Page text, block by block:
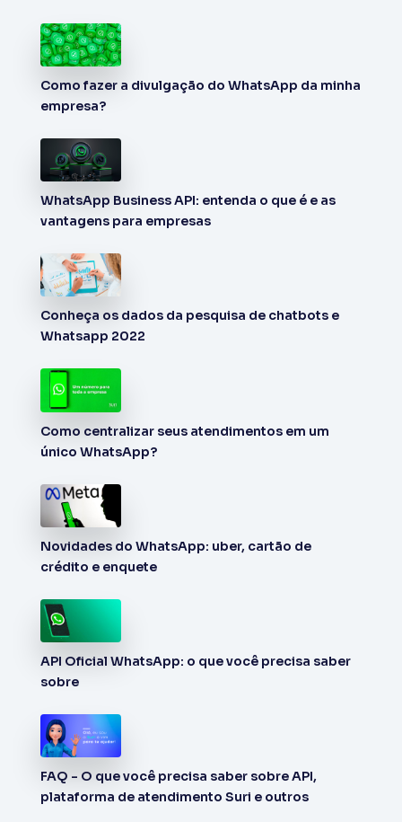
Como fazer a divulgação do WhatsApp da minha
empresa?
WhatsApp Business API: entenda o que é e as
vantagens para empresas
Conheça os dados da pesquisa de chatbots e
Whatsapp 2022
Como centralizar seus atendimentos em um
único WhatsApp?
Novidades do WhatsApp: uber, cartão de
crédito e enquete
API Oficial WhatsApp: o que você precisa saber
sobre
FAQ - O que você precisa saber sobre API,
plataforma de atendimento Suri e outros